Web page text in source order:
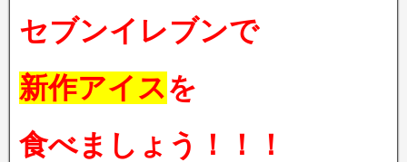
セブンイレブンで
新作アイスを
食べましょう！！！